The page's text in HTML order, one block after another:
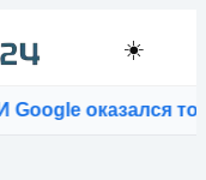
☀️
оказался